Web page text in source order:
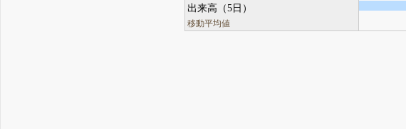
出来高（5日）
移動平均値